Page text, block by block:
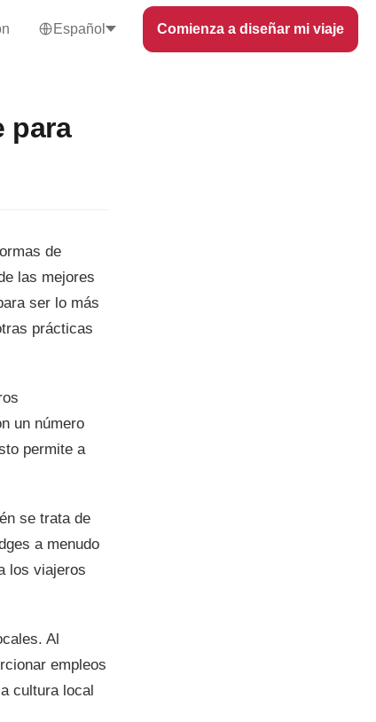
Español Comienza a diseñar mi viaje
para
de
las mejores
ser lo más
prácticas
un número
permite a
se trata de
a menudo
los viajeros
Al
empleos
cultura local